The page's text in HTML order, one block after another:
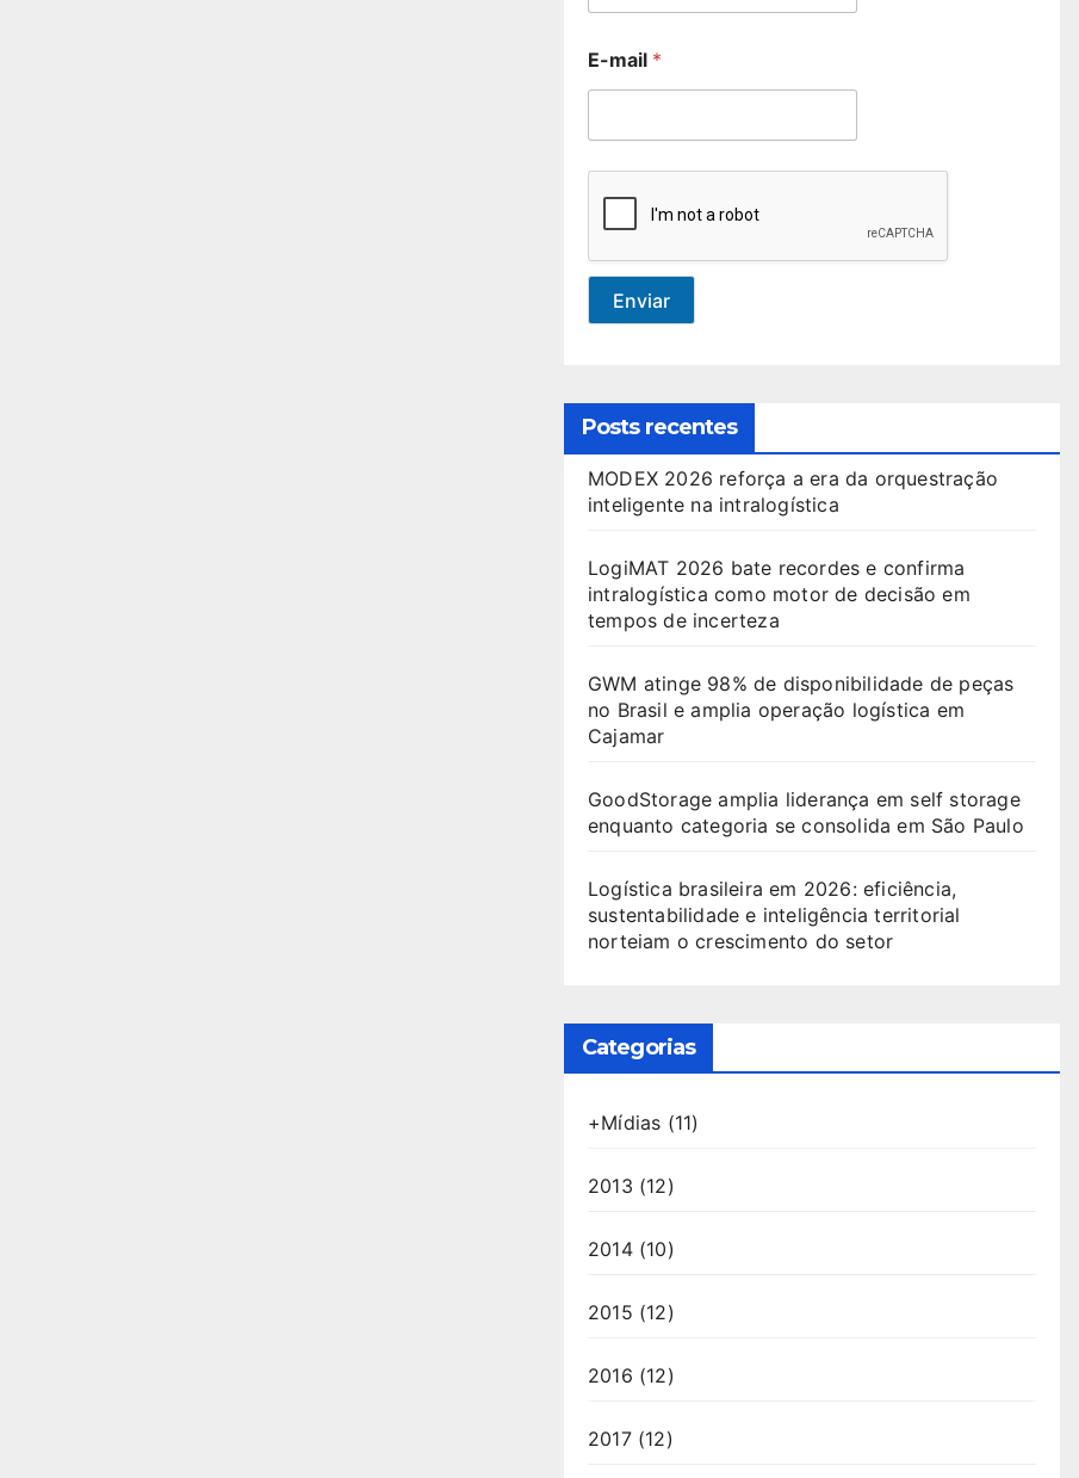
E-mail *
Enviar
Posts recentes
MODEX 2026 reforça a era da orquestração
inteligente na intralogística
LogiMAT 2026 bate recordes e confirma
intralogística como motor de decisão em
tempos de incerteza
GWM atinge 98% de disponibilidade de peças
no Brasil e amplia operação logística em
Cajamar
GoodStorage amplia liderança em self storage
enquanto categoria se consolida em São Paulo
Logística brasileira em 2026: eficiência,
sustentabilidade e inteligência territorial
norteiam o crescimento do setor
Categorias
+Mídias (11)
2013 (12)
2014(10)
2015 (12)
2016 (12)
2017(12)